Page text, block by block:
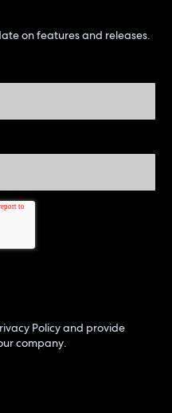
on features and releases.
Policyand provide
company.